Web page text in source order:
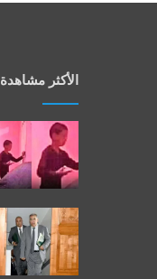
الأكثر مشاهدة